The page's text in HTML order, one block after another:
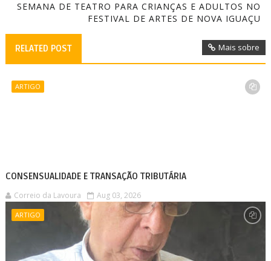
SEMANA DE TEATRO PARA CRIANÇAS E ADULTOS NO
FESTIVAL DE ARTES DE NOVA IGUAÇU
RELATED POST Mais sobre
ARTIGO
CONSENSUALIDADE E TRANSAÇÃO TRIBUTÁRIA
Correio da Lavoura Aug 03, 2026
ARTIGO